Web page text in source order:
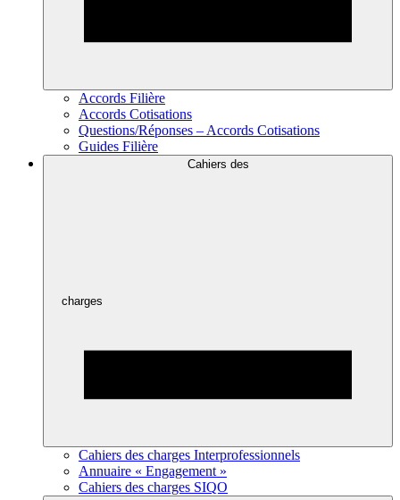
Accords Filière
Accords Cotisations
Questions/Réponses – Accords Cotisations
Guides Filière
Cahiers des
charges
Cahiers des charges Interprofessionnels
Annuaire « Engagement »
Cahiers des charges SIQO